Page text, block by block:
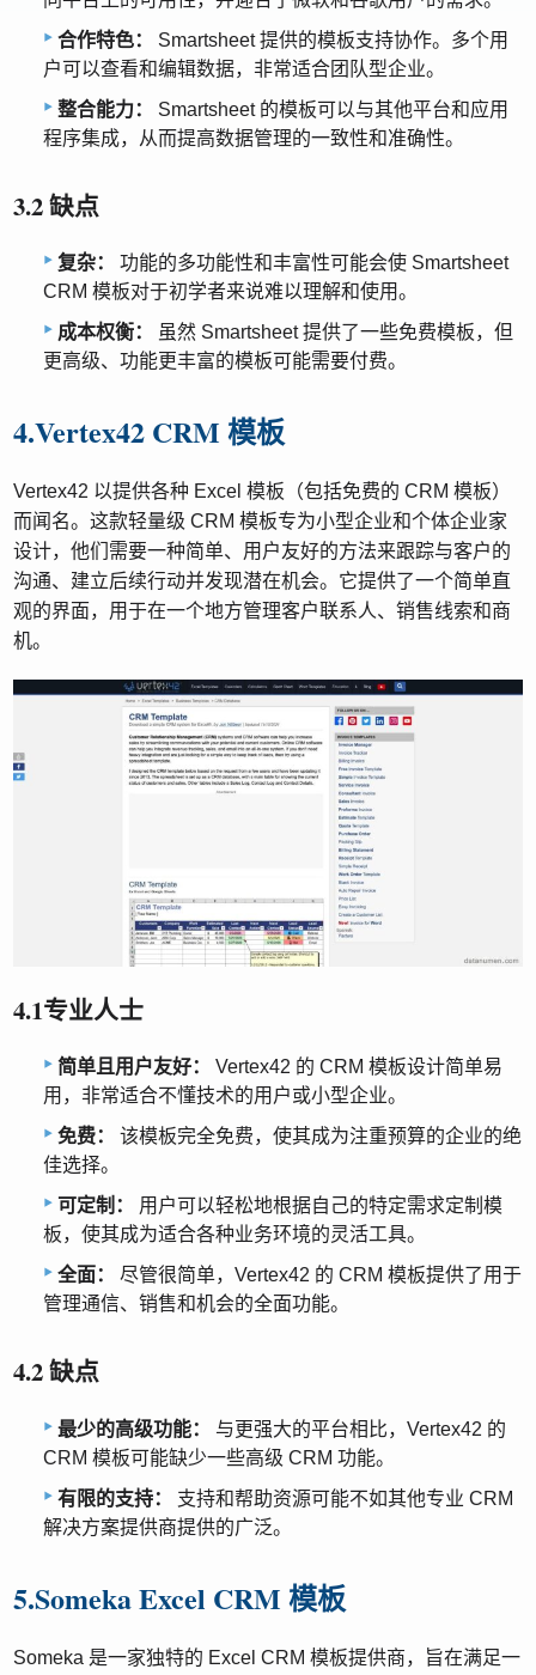
合作特色：
Smartsheet 提供的模板支持协作。多个用
户可以查看和编辑数据，非常适合团队型企业。
整合能力：
Smartsheet 的模板可以与其他平台和应用
程序集成，从而提高数据管理的一致性和准确性。
3.2 缺点
复杂：
功能的多功能性和丰富性可能会使 Smartsheet
CRM 模板对于初学者来说难以理解和使用。
成本权衡：
虽然 Smartsheet 提供了一些免费模板，但
更高级、功能更丰富的模板可能需要付费。
4.Vertex42 CRM 模板
Vertex42 以提供各种 Excel 模板（包括免费的 CRM 模板）
而闻名。这款轻量级 CRM 模板专为小型企业和个体企业家
设计，他们需要一种简单、用户友好的方法来跟踪与客户的
沟通、建立后续行动并发现潜在机会。它提供了一个简单直
观的界面，用于在一个地方管理客户联系人、销售线索和商
机。
4.1专业人士
简单且用户友好：
Vertex42 的 CRM 模板设计简单易
用，非常适合不懂技术的用户或小型企业。
免费：
该模板完全免费，使其成为注重预算的企业的绝
佳选择。
可定制：
用户可以轻松地根据自己的特定需求定制模
板，使其成为适合各种业务环境的灵活工具。
全面：
尽管很简单，Vertex42 的 CRM 模板提供了用于
管理通信、销售和机会的全面功能。
4.2 缺点
最少的高级功能：
与更强大的平台相比，Vertex42 的
CRM 模板可能缺少一些高级 CRM 功能。
有限的支持：
支持和帮助资源可能不如其他专业 CRM
解决方案提供商提供的广泛。
5.Someka Excel CRM 模板
Someka 是一家独特的 Excel CRM 模板提供商，旨在满足一